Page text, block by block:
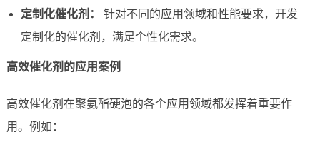
定制化催化剂：
针对不同的应用领域和性能要求，开发
定制化的催化剂，满足个性化需求。
高效催化剂的应用案例
高效催化剂在聚氨酯硬泡的各个应用领域都发挥着重要作
用。例如：